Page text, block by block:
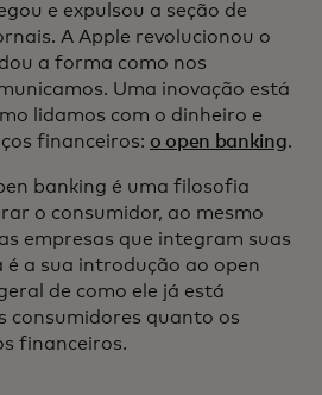
e expulsou a seção de
A Apple revolucionou o
a forma como nos
Uma inovação está
lidamos com o dinheiro e
financeiros: o open banking.
banking é uma filosofia
o consumidor, ao mesmo
empresas que integram suas
a sua introdução ao open
de como ele já está
consumidores quanto os
financeiros.